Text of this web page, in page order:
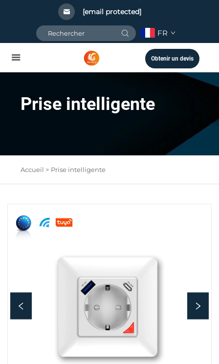
[email protected]
FR
Obtenir un devis
Prise intelligente
Accueil > Prise intelligente